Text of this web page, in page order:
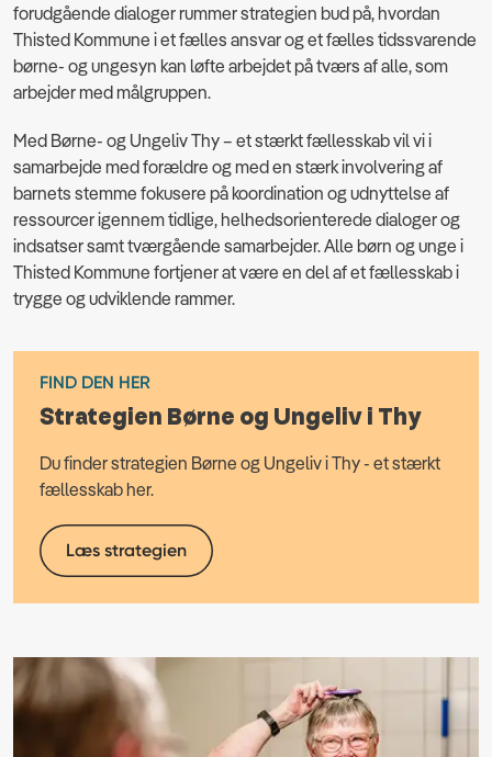
forudgående dialoger rummer strategien bud på, hvordan
Thisted Kommune i et fælles ansvar og et fælles tidssvarende
børne- og ungesyn kan løfte arbejdet på tværs af alle, som
arbejder med målgruppen.
Med Børne- og Ungeliv Thy– et stærkt fællesskabvil vi i
samarbejde med forældre og med en stærk involvering af
barnets stemme fokusere på koordination og udnyttelse af
ressourcer igennem tidlige, helhedsorienterede dialoger og
indsatser samt tværgående samarbejder.Alle børn og unge i
Thisted Kommune fortjener at være en del af et fællesskab i
trygge og udviklende rammer.
FIND DEN HER
Strategien Børne og Ungeliv i Thy
Du finder strategien Børne og Ungeliv i Thy - et stærkt
fællesskab her.
Læs strategien